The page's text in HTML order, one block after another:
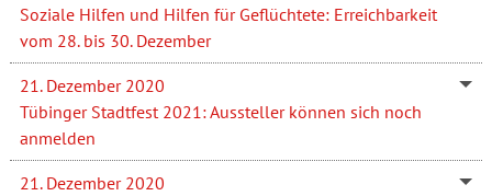
Soziale Hilfen und Hilfen für Geflüchtete: Erreichbarkeit
vom 28. bis 30. Dezember
21. Dezember 2020
Tübinger Stadtfest 2021: Aussteller können sich noch
anmelden
21. Dezember 2020